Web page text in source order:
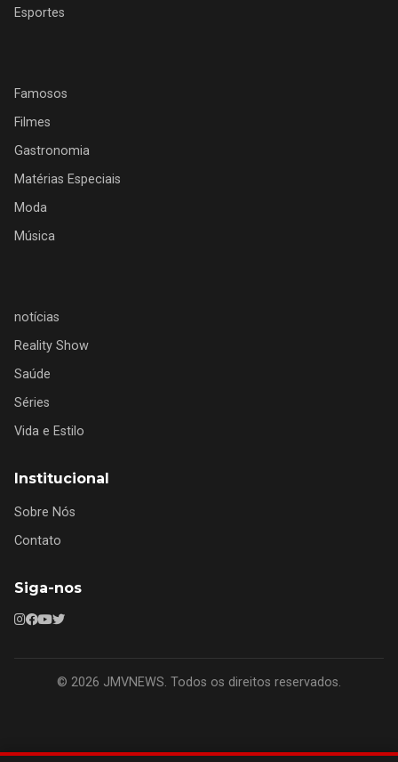
Esportes
Famosos
Filmes
Gastronomia
Matérias Especiais
Moda
Música
notícias
Reality Show
Saúde
Séries
Vida e Estilo
Institucional
Sobre Nós
Contato
Siga-nos
© 2026 JMVNEWS. Todos os direitos reservados.